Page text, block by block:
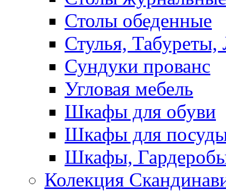
Столы обеденные
Стулья, Табуреты,
Сундуки прованс
Угловая мебель
Шкафы для обуви
Шкафы для
Шкафы,
Колекция